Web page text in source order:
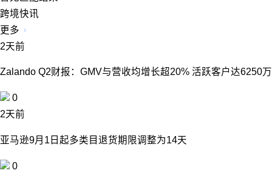
跨境快讯
更多
2天前
Zalando Q2财报：GMV与营收均增长超20% 活跃客户达6250万
0
2天前
亚马逊9月1日起多类目退货期限调整为14天
0